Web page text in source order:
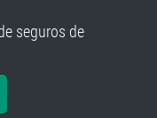
seguros de